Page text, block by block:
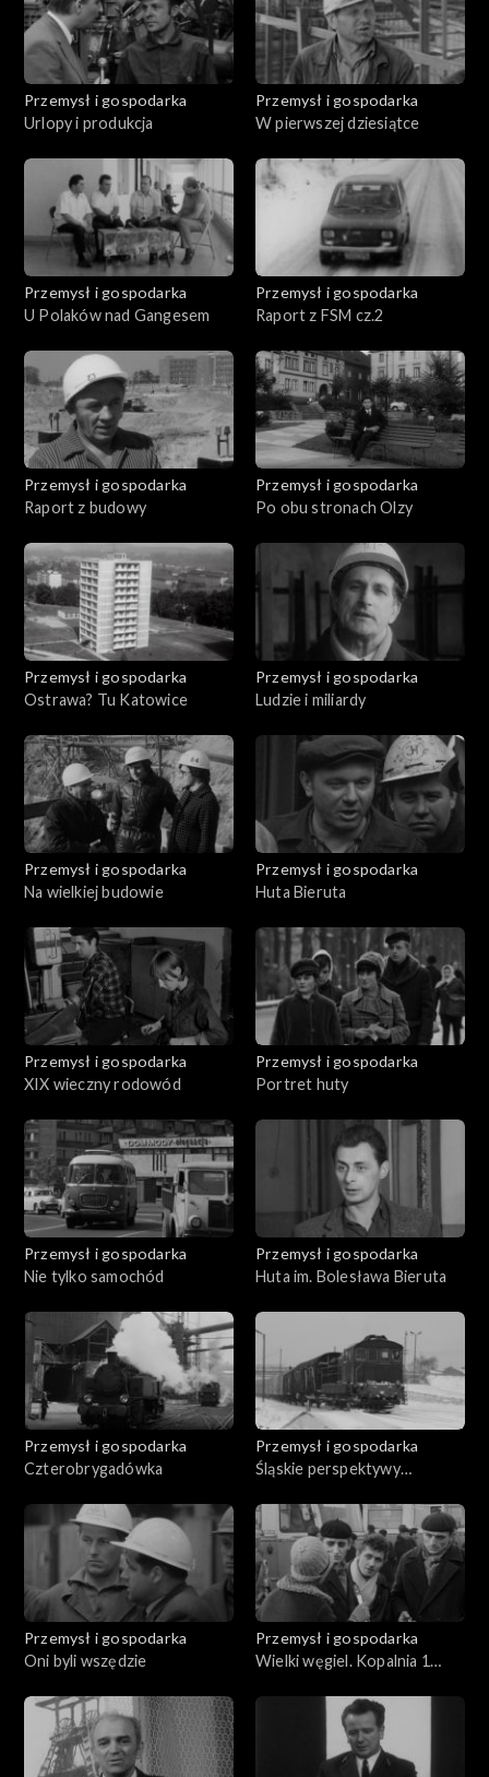
Przemysł i gospodarka
Urlopy i produkcja
Przemysł i gospodarka
W pierwszej dziesiątce
Przemysł i gospodarka
U Polaków nad Gangesem
Przemysł i gospodarka
Raport z FSM cz.2
Przemysł i gospodarka
Raport z budowy
Przemysł i gospodarka
Po obu stronach Olzy
Przemysł i gospodarka
Ostrawa? Tu Katowice
Przemysł i gospodarka
Ludzie i miliardy
Przemysł i gospodarka
Na wielkiej budowie
Przemysł i gospodarka
Huta Bieruta
Przemysł i gospodarka
XIX wieczny rodowód
Przemysł i gospodarka
Portret huty
Przemysł i gospodarka
Nie tylko samochód
Przemysł i gospodarka
Huta im. Bolesława Bieruta
Przemysł i gospodarka
Czterobrygadówka
Przemysł i gospodarka
Śląskie perspektywy
Przemysł i gospodarka
Oni byli wszędzie
Przemysł i gospodarka
Wielki węgiel. Kopalnia 1